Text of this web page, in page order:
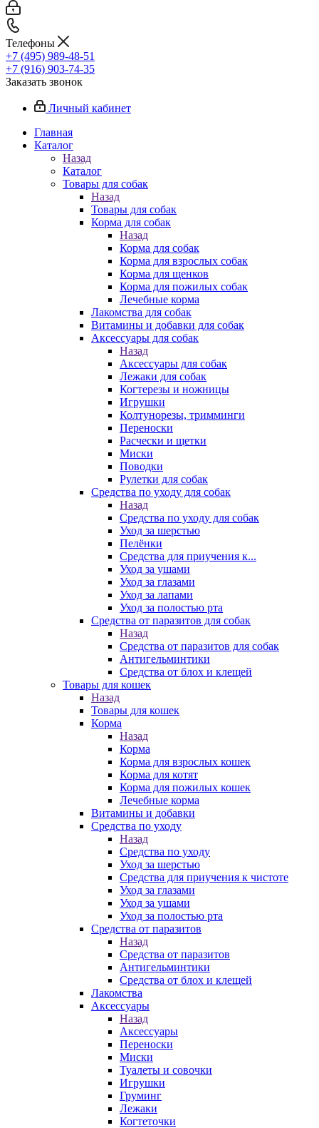
Телефоны
+7 (495) 989-48-51
+7 (916) 903-74-35
Заказать звонок
Личный кабинет
Главная
Каталог
Назад
Каталог
Товары для собак
Назад
Товары для собак
Корма для собак
Назад
Корма для собак
Корма для взрослых собак
Корма для щенков
Корма для пожилых собак
Лечебные корма
Лакомства для собак
Витамины и добавки для собак
Аксессуары для собак
Назад
Аксессуары для собак
Лежаки для собак
Когтерезы и ножницы
Игрушки
Колтунорезы, тримминги
Переноски
Расчески и щетки
Миски
Поводки
Рулетки для собак
Средства по уходу для собак
Назад
Средства по уходу для собак
Уход за шерстью
Пелёнки
Средства для приучения к...
Уход за ушами
Уход за глазами
Уход за лапами
Уход за полостью рта
Средства от паразитов для собак
Назад
Средства от паразитов для собак
Антигельминтики
Средства от блох и клещей
Товары для кошек
Назад
Товары для кошек
Корма
Назад
Корма
Корма для взрослых кошек
Корма для котят
Корма для пожилых кошек
Лечебные корма
Витамины и добавки
Средства по уходу
Назад
Средства по уходу
Уход за шерстью
Средства для приучения к чистоте
Уход за глазами
Уход за ушами
Уход за полостью рта
Средства от паразитов
Назад
Средства от паразитов
Антигельминтики
Средства от блох и клещей
Лакомства
Аксессуары
Назад
Аксессуары
Переноски
Миски
Туалеты и совочки
Игрушки
Груминг
Лежаки
Когтеточки